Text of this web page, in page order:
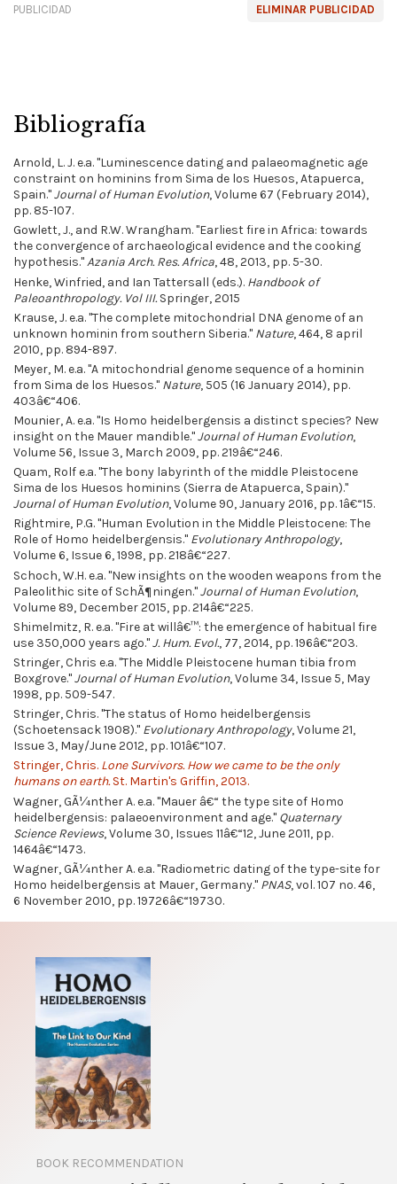
ELIMINAR PUBLICIDAD
PUBLICIDAD
Bibliografía
Arnold, L. J. e.a. "Luminescence dating and palaeomagnetic age
constraint on hominins from Sima de los Huesos, Atapuerca,
Spain."Journal of Human Evolution, Volume 67 (February 2014),
pp. 85-107.
Gowlett, J., and R.W. Wrangham. "Earliest fire in Africa: towards
the convergence of archaeological evidence and the cooking
hypothesis."Azania Arch. Res. Africa, 48, 2013, pp. 5-30.
Henke, Winfried, and Ian Tattersall (eds.). Handbook of
Paleoanthropology. Vol III.Springer, 2015
Krause, J. e.a. "The complete mitochondrial DNA genome of an
unknown hominin from southern Siberia." Nature, 464, 8 april
2010, pp. 894-897.
Meyer, M. e.a. "A mitochondrial genome sequence of a hominin
from Sima de los Huesos." Nature, 505 (16 January 2014), pp.
403â€“406.
Mounier, A. e.a. "Is Homo heidelbergensis a distinct species? New
insight on the Mauer mandible."Journal of Human Evolution,
Volume 56, Issue 3, March 2009, pp. 219â€“246.
Quam, Rolf e.a. "The bony labyrinth of the middle Pleistocene
Sima de los Huesos hominins (Sierra de Atapuerca, Spain)."
Journal of Human Evolution, Volume 90, January 2016, pp. 1â€“15.
Rightmire, P.G. "Human Evolution in the Middle Pleistocene: The
Role of Homo heidelbergensis." Evolutionary Anthropology,
Volume 6, Issue 6, 1998, pp. 218â€“227.
Schoch, W.H. e.a. "New insights on the wooden weapons from the
Paleolithic site of SchÃ¶ningen."Journal of Human Evolution,
Volume 89, December 2015, pp. 214â€“225.
Shimelmitz, R. e.a. "Fire at willâ€™: the emergence of habitual fire
use 350,000 years ago."J. Hum. Evol., 77, 2014, pp. 196â€“203.
Stringer, Chris e.a. "The Middle Pleistocene human tibia from
Boxgrove."Journal of Human Evolution, Volume 34, Issue 5, May
1998, pp. 509-547.
Stringer, Chris. "The status of Homo heidelbergensis
(Schoetensack 1908)." Evolutionary Anthropology, Volume 21,
Issue 3, May/June 2012, pp. 101â€“107.
Stringer, Chris. Lone Survivors. How we came to be the only
humans on earth.St. Martin's Griffin, 2013.
Wagner, GÃ¼nther A. e.a. "Mauer â€“ the type site of Homo
heidelbergensis: palaeoenvironment and age." Quaternary
Science Reviews, Volume 30, Issues 11â€“12, June 2011, pp.
1464â€“1473.
Wagner, GÃ¼nther A. e.a. "Radiometric dating of the type-site for
Homo heidelbergensis at Mauer, Germany." PNAS, vol. 107 no. 46,
6 November 2010, pp. 19726â€“19730.
BOOK RECOMMENDATION